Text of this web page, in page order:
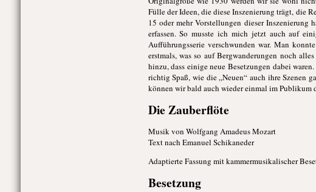
Fülle der Ideen, die diese Inszenierung trägt, die
15 oder mehr Vorstellungen dieser Inszenierung
erfassen. So musste ich mich jetzt auch auf
Aufführungsserie verschwunden war. Man
erstmals, was so auf Bergwanderungen noch
hinzu, dass einige neue Besetzungen dabei
richtig Spaß, wie die „Neuen“ auch ihre Szenen
können wir bald auch wieder einmal im Publikum
Die Zauberflöte
Musik von Wolfgang Amadeus Mozart
Text nach Emanuel Schikaneder
Adaptierte Fassung mit kammermusikalischer
Besetzung